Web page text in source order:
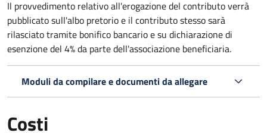
Il provvedimento relativo all'erogazione del contributo verrà
pubblicato sull'albo pretorio e il contributo stesso sarà
rilasciato tramite bonifico bancario e su dichiarazione di
esenzione del 4% da parte dell'associazione beneficiaria.
Moduli da compilare e documenti da allegare
Costi